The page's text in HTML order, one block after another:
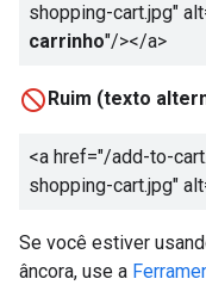
shopping-cart.jpg"
carrinho"/></a>
Ruim (texto
<a href="/add-to-
shopping-cart.jpg"
Se você estiver
âncora, use a